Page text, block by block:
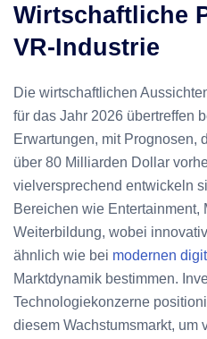
Wirtschaftliche
VR-Industrie
Die wirtschaftlichen
für das Jahr 2026 übertreffen
Erwartungen, mit Prognosen,
über 80 Milliarden Dollar
vielversprechend entwickeln
Bereichen wie Entertainment,
Weiterbildung, wobei
ähnlich wie bei modernen
Marktdynamik bestimmen.
Technologiekonzerne
diesem Wachstumsmarkt, um